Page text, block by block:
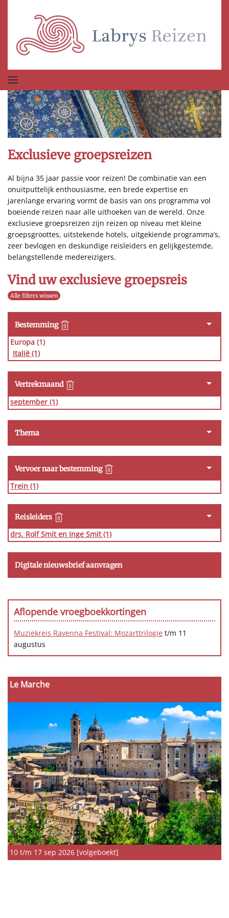
Terug naar hoofdinhoud
Exclusieve groepsreizen
Al bijna 35 jaar passie voor reizen! De combinatie van een
onuitputtelijk enthousiasme, een brede expertise en
jarenlange ervaring vormt de basis van ons programma vol
boeiende reizen naar alle uithoeken van de wereld. Onze
exclusieve groepsreizen zijn reizen op niveau met kleine
groepsgroottes, uitstekende hotels, uitgekiende programma’s,
zeer bevlogen en deskundige reisleiders en gelijkgestemde,
belangstellende medereizigers.
Le Marche
10 t/m 17 sep 2026 [volgeboekt]
Vind uw exclusieve groepsreis
Alle filters wissen
Bestemming
Europa (1)
Italië (1)
Vertrekmaand
september (1)
Thema
Vervoer naar bestemming
Trein (1)
Reisleiders
drs. Rolf Smit en Inge Smit(1)
Digitale nieuwsbrief aanvragen
Aflopende vroegboekkortingen
Muziekreis Ravenna Festival: Mozarttrilogie t/m 11
augustus